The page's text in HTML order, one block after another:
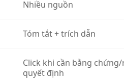
Nhiều nguồn
Tóm tắt + trích dẫn
Click khi cần bằng chứng/
quyết định